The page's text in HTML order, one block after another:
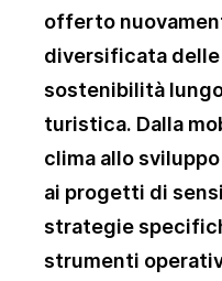
offerto
diversificata
sostenibilità
turistica. Dalla
clima allo
ai progetti di
strategie
strumenti